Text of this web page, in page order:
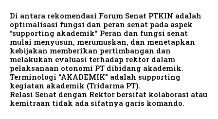
Di antara rekomendasi Forum Senat PTKIN adalah
optimalisasi fungsi dan peran senat pada aspek
“supporting akademik” Peran dan fungsi senat
mulai menyusun, merumuskan, dan menetapkan
kebijakan memberikan pertimbangan dan
melakukan evaluasi terhadap rektor dalam
pelaksanaan otonomi PT dibidang akademik.
Terminologi “AKADEMIK” adalah supporting
kegiatan akademik (Tridarma PT).
Relasi Senat dengan Rektor bersifat kolaborasi atau
kemitraan tidak ada sifatnya garis komando.